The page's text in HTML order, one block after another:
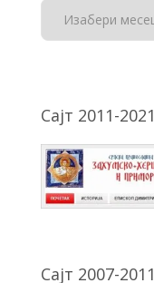
Сајт 2011-2021
Сајт 2007-2011